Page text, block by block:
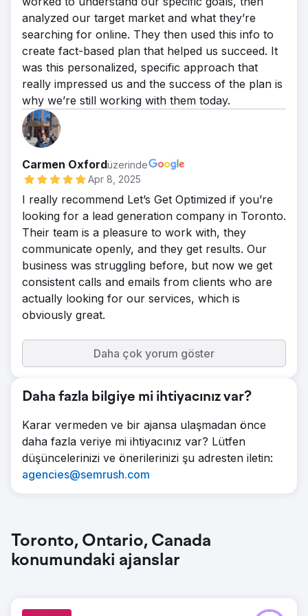
analyzed our target market and what they’re
searching for online. They then used this info to
create fact-based plan that helped us succeed. It
was this personalized, specific approach that
really impressed us and the success of the plan is
why we’re still working with them today.
Carmen Oxfordüzerinde
Apr 8, 2025
I really recommend Let’s Get Optimized if you’re
looking for a lead generation company in Toronto.
Their team is a pleasure to work with, they
communicate openly, and they get results. Our
business was struggling before, but now we get
consistent calls and emails from clients who are
actually looking for our services, which is
obviously great.
Daha çok yorum göster
Daha fazla bilgiye mi ihtiyacınız var?
Karar vermeden ve bir ajansa ulaşmadan önce
daha fazla veriye mi ihtiyacınız var? Lütfen
düşüncelerinizi ve önerilerinizi şu adresten iletin:
agencies@semrush.com
Toronto, Ontario, Canada
konumundaki ajanslar